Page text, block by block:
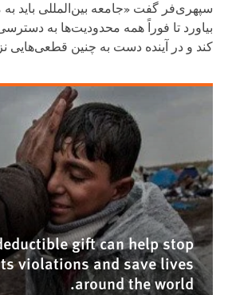
سپهری‌فر گفت «جامعه بین‌المللی باید به
بیاورد تا فوراً همه محدودیت‌ها به دسترسی
کند و در آینده دست به چنین قطعی‌هایی
gift can help stop
violations and save lives
around the world.